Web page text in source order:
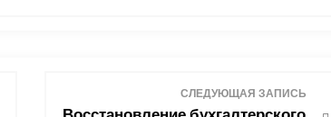
СЛЕДУЮЩАЯ ЗАПИСЬ